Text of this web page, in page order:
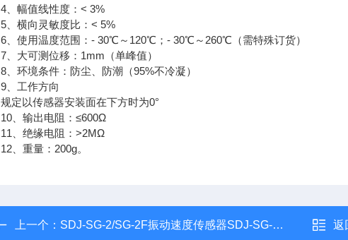
4、幅值线性度：< 3%
5、横向灵敏度比：< 5%
6、使用温度范围：- 30℃～120℃；- 30℃～260℃（需特殊订货）
7、大可测位移：1mm（单峰值）
8、环境条件：防尘、防潮（95%不冷凝）
9、工作方向
规定以传感器安装面在下方时为0°
10、输出电阻：≤600Ω
11、绝缘电阻：>2MΩ
12、重量：200g。
上一个： SDJ-SG-2/SG-2F振动速度传感器SDJ-SG-2/SG-2F 返